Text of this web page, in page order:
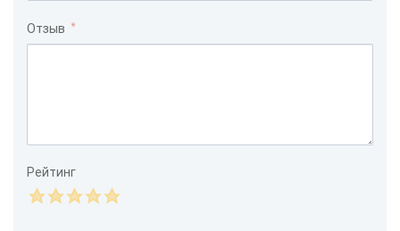
Отзыв
Рейтинг